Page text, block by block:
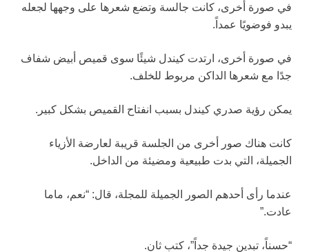
في صورة أخرى، كانت جالسة وتضع شعرها على وجهها لجعله
يبدو فوضويًا عمداً.
في صورة أخرى، ارتدت كيندل شيئًا سوى قميص أبيض شفاف
جدًا مع شعرها الداكن مربوط للخلف.
يمكن رؤية صدري كيندل بسبب انفتاح القميص بشكل كبير.
كانت هناك صور أخرى من الجلسة قريبة لعارضة الأزياء
الجميلة، التي بدت طبيعية ومضيئة من الداخل.
عندما رأى أحدهم الصور الجميلة للمجلة، قال: “نعم، ماما
عادت.”
“حسناً، تبدين جيدة جداً”، كتب ثانٍ.